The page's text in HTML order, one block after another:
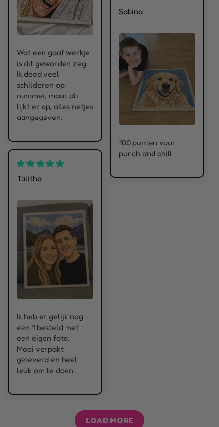
Wat een gaaf werkje
is dit geworden zeg.
Ik deed veel
schilderen op
nummer, maar dit
lijkt er op, alles netjes
aangegeven.
Sabina
100 punten voor
punch and chill
Talitha
Ik heb er gelijk nog
een 1 besteld met
een eigen foto.
Mooi verpakt
geleverd en heel
leuk om te doen.
LOAD MORE